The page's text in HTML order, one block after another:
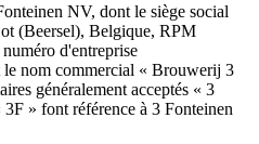
NV, dont le siège social
(Beersel), Belgique, RPM
d'entreprise
nom commercial « Brouwerij 3
généralement acceptés « 3
» font référence à 3 Fonteinen